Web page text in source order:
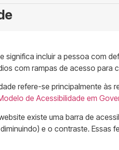
significa incluir a pessoa com
com rampas de acesso para
refere-se principalmente às
de Acessibilidade em
existe uma barra de
e o contraste. Essas